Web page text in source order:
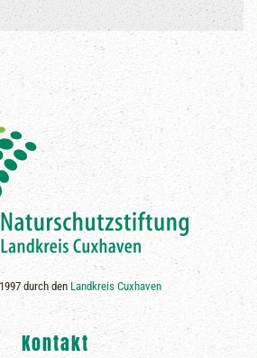
durch den Landkreis Cuxhaven
Kontakt